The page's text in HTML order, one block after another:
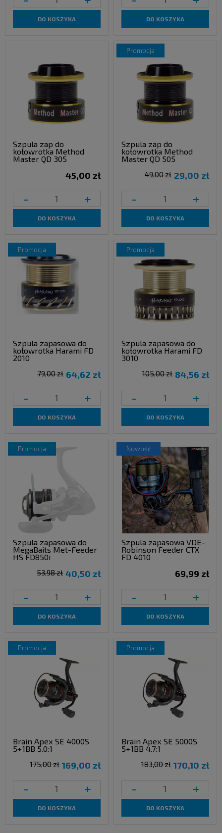
DO KOSZYKA DO KOSZYKA
Szpula zap do
kołowrotka Method
Master QD 305
45,00 zł
- +
DO KOSZYKA
Szpula zap do
kołowrotka Method
Master QD 505
29,00 zł
49,00 zł
- +
DO KOSZYKA
promocja
Szpula zapasowa do
kołowrotka Harami FD
2010
64,62 zł
79,00 zł
- +
DO KOSZYKA
promocja
Szpula zapasowa do
kołowrotka Harami FD
3010
84,56 zł
105,00 zł
- +
DO KOSZYKA
promocja
Szpula zapasowa do
MegaBaits Met-Feeder
HS FD850i
40,50 zł
53,98 zł
- +
DO KOSZYKA
promocja
Szpula zapasowa VDE-
Robinson Feeder CTX
FD 4010
69,99 zł
- +
DO KOSZYKA
nowość
Brain Apex SE 4000S
5+1BB 5.0:1
169,00 zł
175,00 zł
- +
DO KOSZYKA
promocja
Brain Apex SE 5000S
5+1BB 4.7:1
170,10 zł
183,00 zł
- +
DO KOSZYKA
promocja